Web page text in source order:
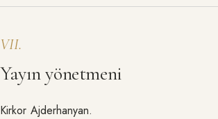
VII.
Yayın yönetmeni
Kirkor Ajderhanyan.